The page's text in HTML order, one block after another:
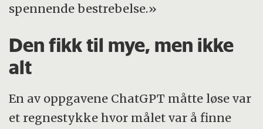
spennende bestrebelse.»
Den fikk til mye, men ikke
alt
En av oppgavene ChatGPT måtte løse var
et regnestykke hvor målet var å finne